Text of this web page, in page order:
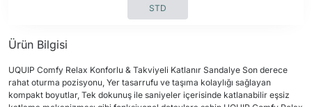
STD
Ürün Bilgisi
UQUIP Comfy Relax Konforlu & Takviyeli Katlanır Sandalye Son derece
rahat oturma pozisyonu, Yer tasarrufu ve taşıma kolaylığı sağlayan
kompakt boyutlar, Tek dokunuş ile saniyeler içerisinde katlanabilir eşsiz